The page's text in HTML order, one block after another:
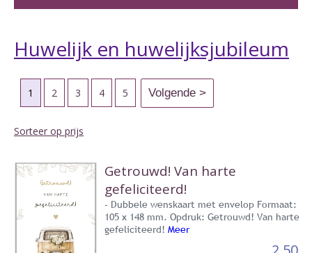
Huwelijk en huwelijksjubileum
1 2 3 4 5
Sorteer op prijs
Getrouwd! Van harte
gefeliciteerd!
- Dubbele wenskaart met envelop Formaat:
105 x 148 mm. Opdruk: Getrouwd! Van harte
gefeliciteerd! Meer